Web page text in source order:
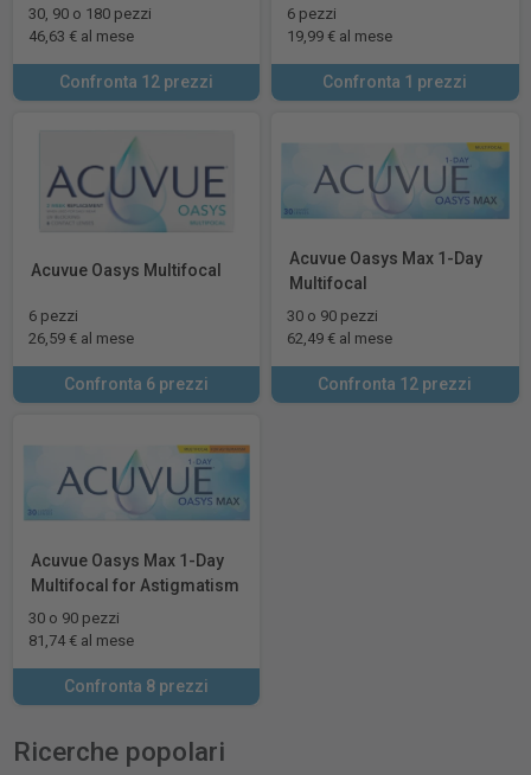
30, 90 o 180 pezzi
46,63 € al mese
Confronta 12 prezzi
6 pezzi
19,99 € al mese
Confronta 1 prezzi
Acuvue Oasys Multifocal
6 pezzi
26,59 € al mese
Confronta 6 prezzi
Acuvue Oasys Max 1-Day
Multifocal
30 o 90 pezzi
62,49 € al mese
Confronta 12 prezzi
Acuvue Oasys Max 1-Day
Multifocal for Astigmatism
30 o 90 pezzi
81,74 € al mese
Confronta 8 prezzi
Ricerche popolari